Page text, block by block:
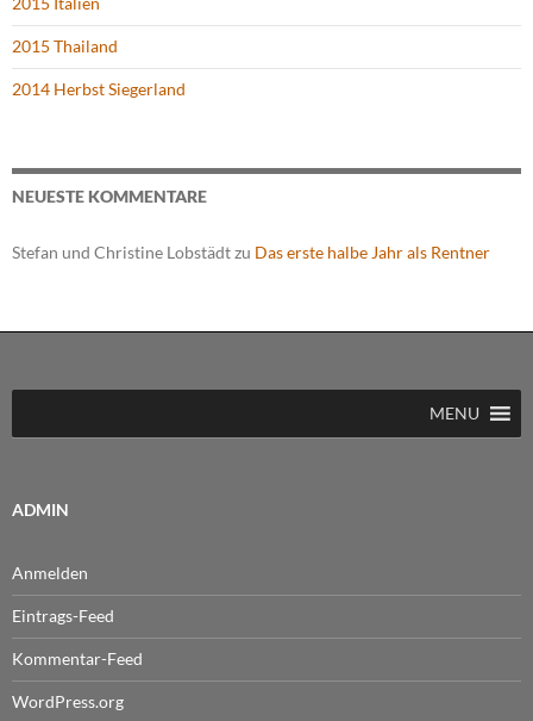
2015 Thailand
2014 Herbst Siegerland
NEUESTE KOMMENTARE
Stefan und Christine Lobstädtzu Das erste halbe Jahr als Rentner
MENU
ADMIN
Anmelden
Eintrags-Feed
Kommentar-Feed
WordPress.org